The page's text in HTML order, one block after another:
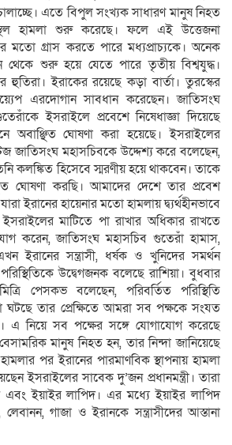
এতে বিপুল সংখ্যক সাধারণ মানুষ নিহত
হামলা শুরু করেছে। ফলে এই উত্তেজনা
মতো গ্রাস করতে পারে মধ্যপ্রাচ্যকে। অনেক
থেকে শুরু হয়ে যেতে পারে তৃতীয় বিশ্বযুদ্ধ।
ইরাকের রয়েছে কড়া বার্তা। তুরস্কের
এরদোগান সাবধান করেছেন। জাতিসংঘ
ইসরাইলে প্রবেশে নিষেধাজ্ঞা দিয়েছে
অবাঞ্ছিত ঘোষণা করা হয়েছে। ইসরাইলের
জাতিসংঘ মহাসচিবকে উদ্দেশ্য করে বলেছেন,
কলঙ্কিত হিসেবে স্মরণীয় হয়ে থাকবেন। তাকে
ঘোষণা করছি। আমাদের দেশে তার প্রবেশ
ইরানের হায়েনার মতো হামলায় দ্ব্যর্থহীনভাবে
ইসরাইলের মাটিতে পা রাখার অধিকার রাখতে
করেন, জাতিসংঘ মহাসচিব গুতেরাঁ হামাস,
ইরানের সন্ত্রাসী, ধর্ষক ও খুনিদের সমর্থন
উদ্বেগজনক বলেছে রাশিয়া। বুধবার
পেসকভ বলেছেন, পরিবর্তিত পরিস্থিতি
ঘটছে তার প্রেক্ষিতে আমরা সব পক্ষকে সংযত
এ নিয়ে সব পক্ষের সঙ্গে যোগাযোগ করেছে
মানুষ নিহত হন, তার নিন্দা জানিয়েছে
হামলার পর ইরানের পারমাণবিক স্থাপনায় হামলা
ইসরাইলের সাবেক দু’জন প্রধানমন্ত্রী। তারা
এবং ইয়াইর লাপিদ। এর মধ্যে ইয়াইর লাপিদ
গাজা ও ইরানকে সন্ত্রাসীদের আস্তানা